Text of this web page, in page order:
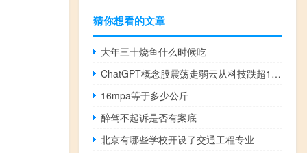
猜你想看的文章
大年三十烧鱼什么时候吃
ChatGPT概念股震荡走弱云从科技跌超10%
16mpa等于多少公斤
醉驾不起诉是否有案底
北京有哪些学校开设了交通工程专业